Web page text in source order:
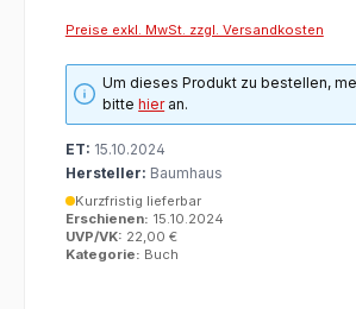
Preise exkl. MwSt. zzgl. Versandkosten
Um dieses Produkt zu bestellen,
bittehieran.
ET: 15.10.2024
Hersteller: Baumhaus
Kurzfristig lieferbar
Erschienen: 15.10.2024
UVP/VK: 22,00 €
Kategorie: Buch